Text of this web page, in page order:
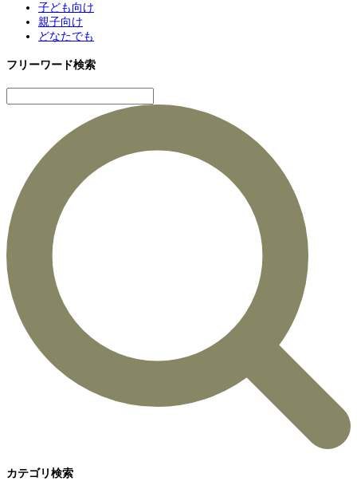
子ども向け
親子向け
どなたでも
フリーワード検索
カテゴリ検索